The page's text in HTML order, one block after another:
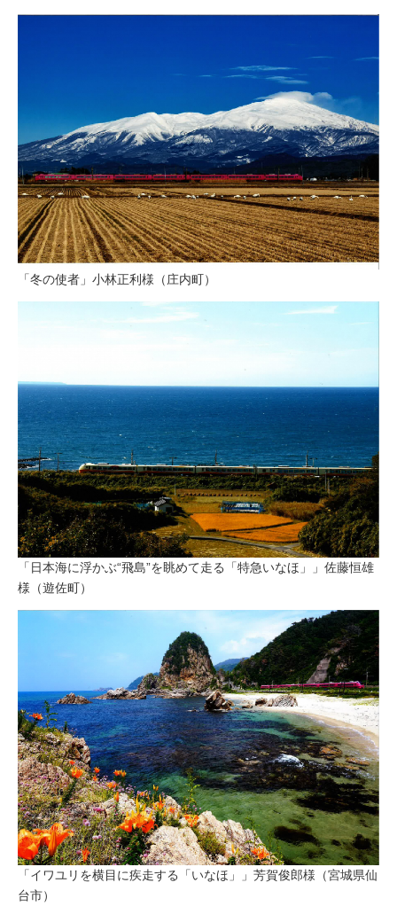
「冬の使者」小林正利様（庄内町）
「日本海に浮かぶ“飛島”を眺めて走る「特急いなほ」」佐藤恒雄
様（遊佐町）
「イワユリを横目に疾走する「いなほ」」芳賀俊郎様（宮城県仙
台市）